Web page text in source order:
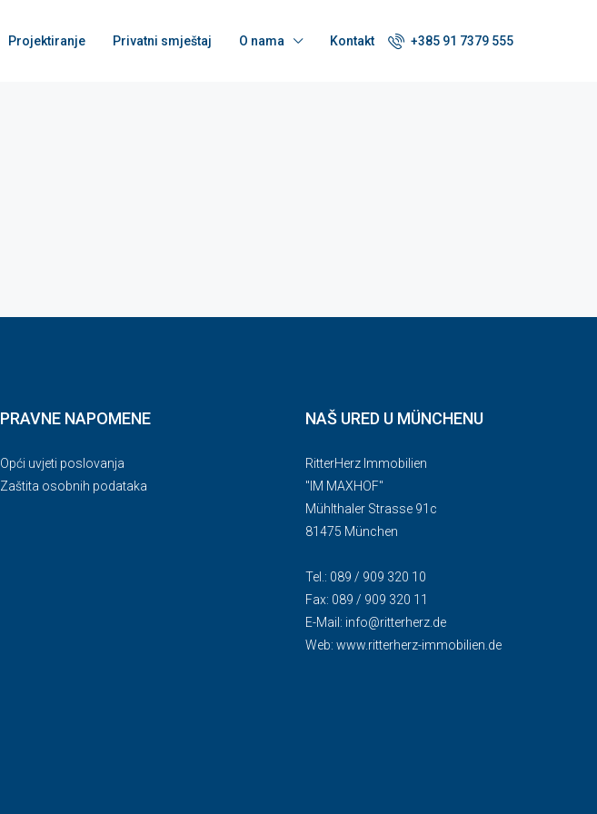
Projektiranje Privatni smještaj O nama Kontakt +385 91 7379 555
PRAVNE NAPOMENE
Opći uvjeti poslovanja
Zaštita osobnih podataka
NAŠ URED U MÜNCHENU
RitterHerz Immobilien
"IM MAXHOF"
Mühlthaler Strasse 91c
81475 München
Tel.: 089 / 909 320 10
Fax: 089 / 909 320 11
E-Mail: info@ritterherz.de
Web: www.ritterherz-immobilien.de